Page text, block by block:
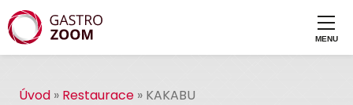
Úvod » Restaurace » KAKABU